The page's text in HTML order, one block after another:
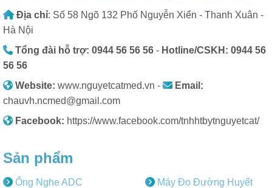
Địa chỉ: Số 58 Ngõ 132 Phố Nguyễn Xiển - Thanh Xuân -
Hà Nội
Tổng đài hỗ trợ: 0944 56 56 56 - Hotline/CSKH: 0944 56
56 56
Website: www.nguyetcatmed.vn -
Email:
chauvh.ncmed@gmail.com
Facebook: https://www.facebook.com/tnhhtbytnguyetcat/
Sản phẩm
Ống Nghe ADC
Máy Đo Đường Huyết